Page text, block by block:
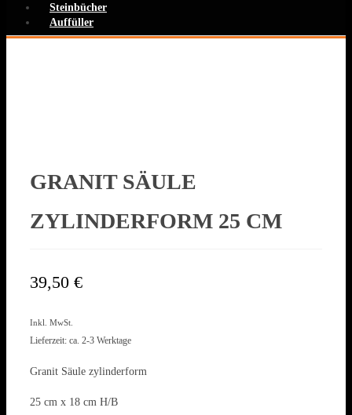
Steinbücher
Auffüller
GRANIT SÄULE
ZYLINDERFORM 25 CM
39,50 €
Inkl. MwSt.
Lieferzeit: ca. 2-3 Werktage
Granit Säule zylinderform
25 cm x 18 cm H/B